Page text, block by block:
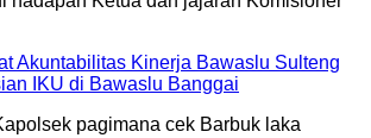
Akuntabilitas Kinerja Bawaslu Sulteng
IKU di Bawaslu Banggai